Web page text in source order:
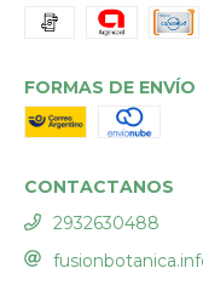
FORMAS DE ENVÍO
CONTACTANOS
2932630488